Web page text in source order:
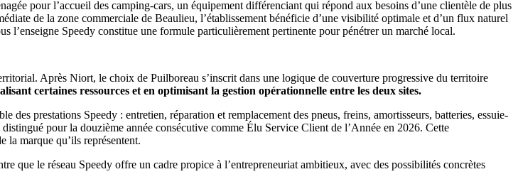
pour l’accueil des camping-cars, un équipement différenciant qui répond aux besoins d’une clientèle de plus
de la zone commerciale de Beaulieu, l’établissement bénéficie d’une visibilité optimale et d’un flux naturel
l’enseigne Speedy constitue une formule particulièrement pertinente pour pénétrer un marché local.
Après Niort, le choix de Puilboreau s’inscrit dans une logique de couverture progressive du territoire
certaines ressources et en optimisant la gestion opérationnelle entre les deux sites.
des prestations Speedy : entretien, réparation et remplacement des pneus, freins, amortisseurs, batteries, essuie-
pour la douzième année consécutive comme Élu Service Client de l’Année en 2026. Cette
la marque qu’ils représentent.
que le réseau Speedy offre un cadre propice à l’entrepreneuriat ambitieux, avec des possibilités concrètes